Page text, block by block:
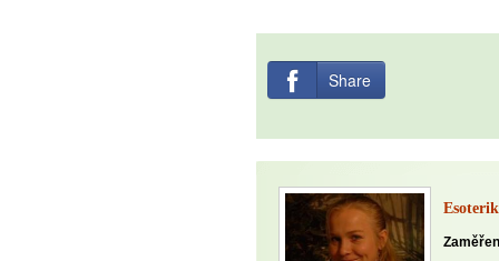
Jak být šťastnější
Share